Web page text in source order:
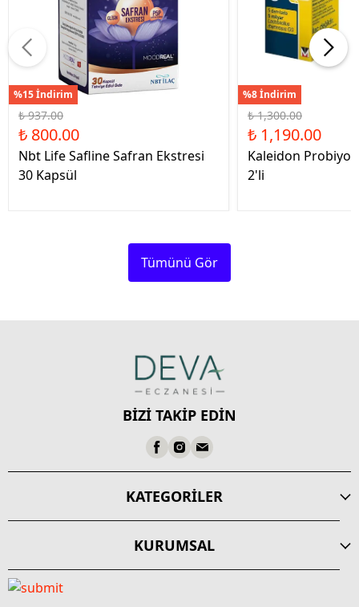
%15 İndirim
₺ 937.00
₺ 800.00
Nbt Life Safline Safran Ekstresi
30 Kapsül
%8 İndirim
₺ 1,300.00
₺ 1,190.00
Kaleidon
2'li
Tümünü Gör
BİZİ TAKİP EDİN
KATEGORİLER
KURUMSAL